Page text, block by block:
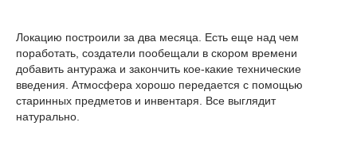
Локацию построили за два месяца. Есть еще над чем
поработать, создатели пообещали в скором времени
добавить антуража и закончить кое-какие технические
введения. Атмосфера хорошо передается с помощью
старинных предметов и инвентаря. Все выглядит
натурально.